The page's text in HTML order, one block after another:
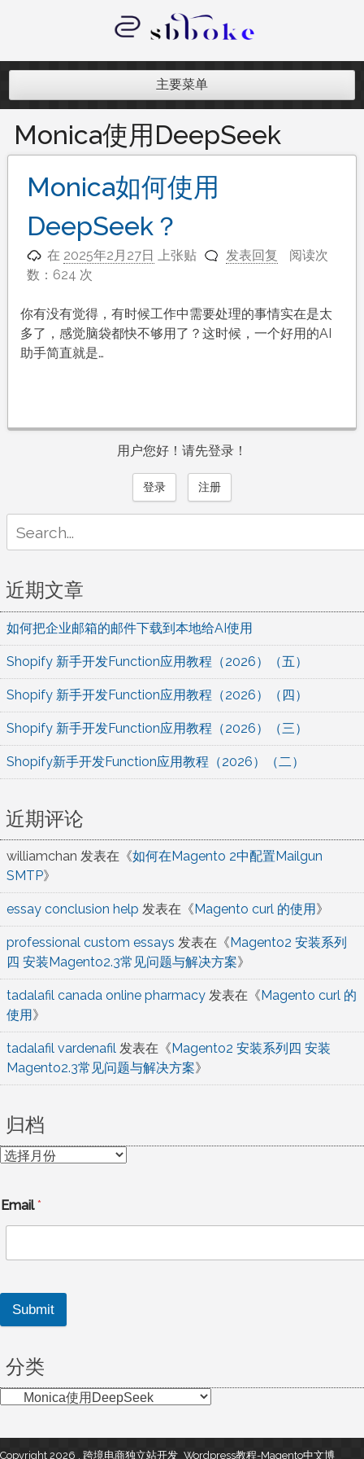
内
记录跨境电商独立站开发遇到的点点
主要菜单
Monica使用DeepSeek
Monica如何使用
DeepSeek？
在 2025年2月27日 上张贴 发表回复
阅读次
数：624 次
你有没有觉得，有时候工作中需要处理的事情实在是太
多了，感觉脑袋都快不够用了？这时候，一个好用的AI
助手简直就是…
用户您好！请先登录！
登录 注册
for:
近期文章
如何把企业邮箱的邮件下载到本地给AI使用
Shopify 新手开发Function应用教程（2026）（五）
Shopify 新手开发Function应用教程（2026）（四）
Shopify 新手开发Function应用教程（2026）（三）
Shopify新手开发Function应用教程（2026）（二）
近期评论
williamchan 发表在《如何在Magento 2中配置Mailgun
SMTP》
essay conclusion help 发表在《Magento curl 的使用》
professional custom essays 发表在《Magento2 安装系列
四 安装Magento2.3常见问题与解决方案》
tadalafil canada online pharmacy 发表在《Magento curl 的
使用》
tadalafil vardenafil 发表在《Magento2 安装系列四 安装
Magento2.3常见问题与解决方案》
归档
归
Email*
Submit
分类
Copyright 2026 , 跨境电商独立站开发_Wordpress教程-Magento中文博